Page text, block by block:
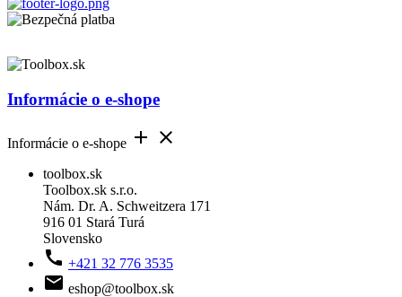
Informácie o e-shope
Informácie o e-shope  
toolbox.sk
Toolbox.sk s.r.o.
Nám. Dr. A. Schweitzera 171
916 01 Stará Turá
Slovensko
 +421 32 776 3535
 eshop@toolbox.sk